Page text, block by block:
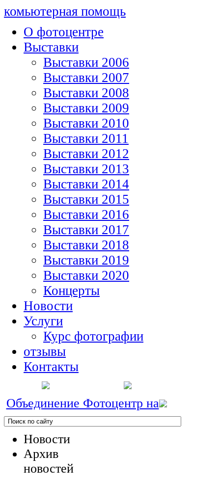
комьютерная помощь
О фотоцентре
Выставки
Выставки 2006
Выставки 2007
Выставки 2008
Выставки 2009
Выставки 2010
Выставки 2011
Выставки 2012
Выставки 2013
Выставки 2014
Выставки 2015
Выставки 2016
Выставки 2017
Выставки 2018
Выставки 2019
Выставки 2020
Концерты
Новости
Услуги
Курс фотографии
отзывы
Контакты
Объединение Фотоцентр на
Новости
Архив
новостей